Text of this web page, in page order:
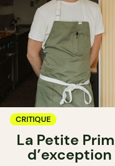
CRITIQUE
La Petite